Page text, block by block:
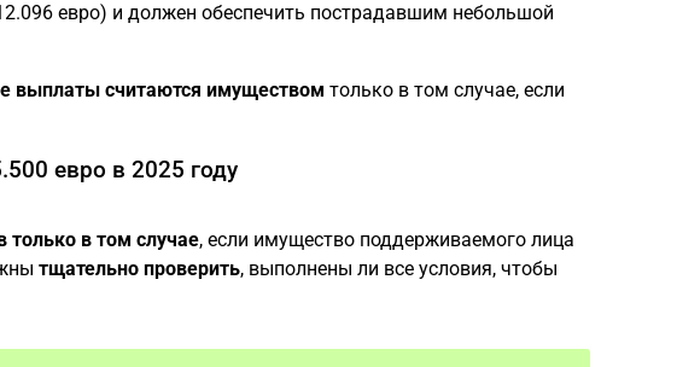
евро) и должен обеспечить пострадавшим небольшой
выплаты считаются имуществом только в том случае, если
евро в 2025 году
в том случае, если имущество поддерживаемого лица
тщательно проверить, выполнены ли все условия, чтобы